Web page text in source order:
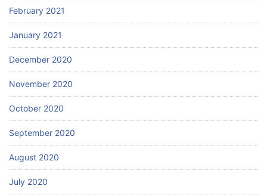
February 2021
January 2021
December 2020
November 2020
October 2020
September 2020
August 2020
July 2020